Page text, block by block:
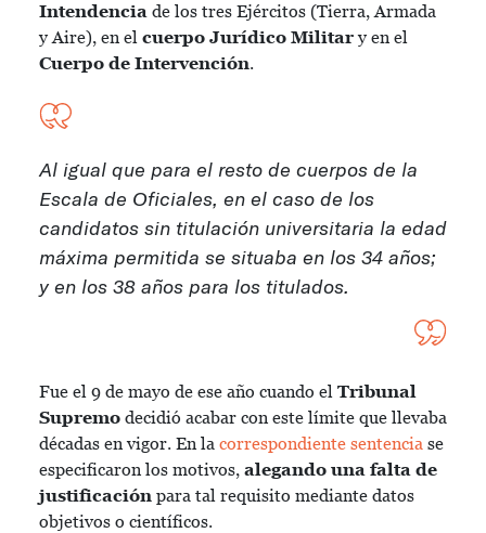
Intendencia de los tres Ejércitos (Tierra, Armada
y Aire), en el cuerpo Jurídico Military en el
Cuerpo de Intervención.
Al igual que para el resto de cuerpos de la
Escala de Oficiales, en el caso de los
candidatos sin titulación universitaria la edad
máxima permitida se situaba en los 34 años;
y en los 38 años para los titulados.
Fue el 9 de mayo de ese año cuando el Tribunal
Supremo decidió acabar con este límite que llevaba
décadas en vigor. En la correspondiente sentencia se
especificaron los motivos, alegando una falta de
justificación para tal requisito mediante datos
objetivos o científicos.